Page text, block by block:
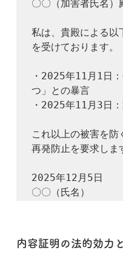
〇〇（加害者氏名）
私は、貴殿による以
を受けております。
・2025年11月1日
つ」との暴言
・2025年11月3日
これ以上の被害を防
再発防止を要求しま
2025年12月5日
内容証明の法的効力